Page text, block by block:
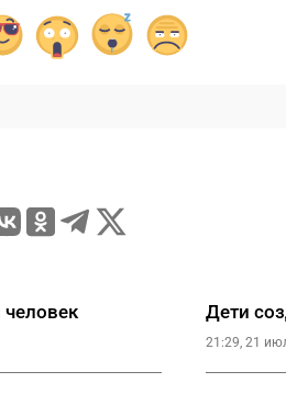
Дети
21:29, 21